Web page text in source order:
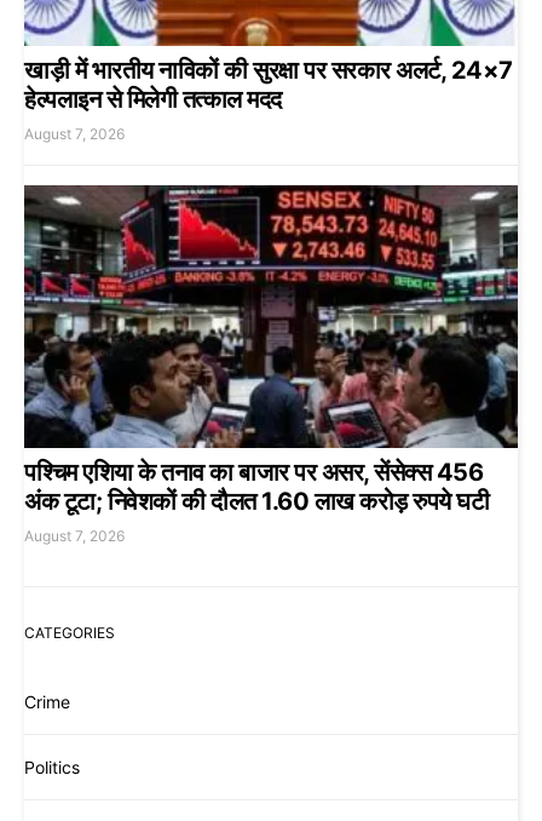
खाड़ी में भारतीय नाविकों की सुरक्षा पर सरकार अलर्ट, 24×7
हेल्पलाइन से मिलेगी तत्काल मदद
August 7, 2026
पश्चिम एशिया के तनाव का बाजार पर असर, सेंसेक्स 456
अंक टूटा; निवेशकों की दौलत 1.60 लाख करोड़ रुपये घटी
August 7, 2026
CATEGORIES
Crime
Politics